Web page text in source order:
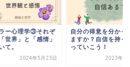
得意を分かってい
？自信を持って使
こう！
2023年11月8日
何のために数秘を知
の？数秘を参考にす
でとても大切なこと
2024年4